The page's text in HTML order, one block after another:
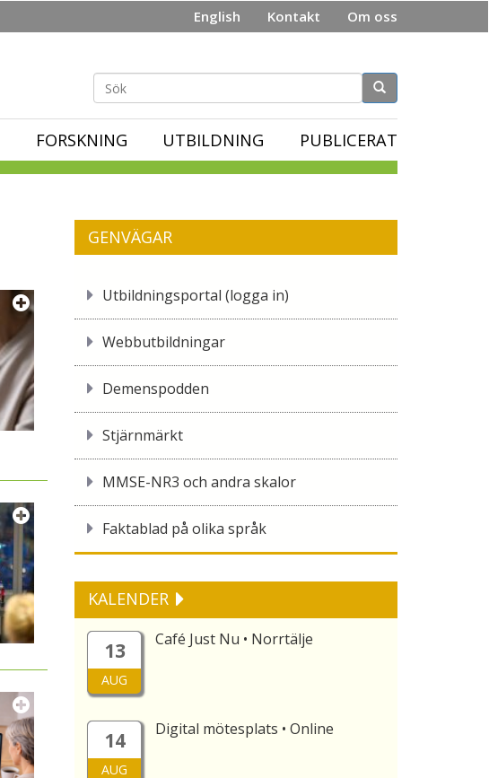
English Kontakt Om oss
Sökformulär
FORSKNING UTBILDNING PUBLICERAT
GENVÄGAR
Utbildningsportal (logga in)
Webbutbildningar
Demenspodden
Stjärnmärkt
MMSE-NR3 och andra skalor
Faktablad på olika språk
KALENDER
13
AUG
Café Just Nu • Norrtälje
14
AUG
Digital mötesplats • Online